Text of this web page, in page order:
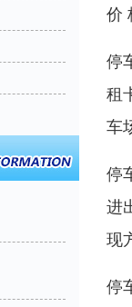
价
停
租
车
停
进
现
停